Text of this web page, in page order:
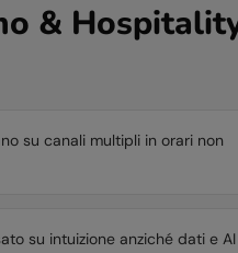
&
su canali multipli in orari non
su intuizione anziché dati e AI